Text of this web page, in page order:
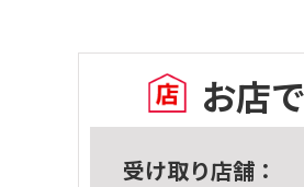
お店
受け取り店舗：